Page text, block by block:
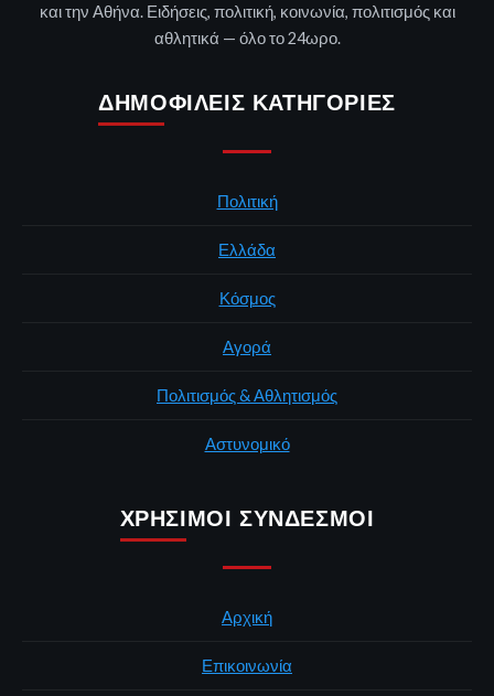
και την Αθήνα. Ειδήσεις, πολιτική, κοινωνία, πολιτισμός και
αθλητικά — όλο το 24ωρο.
ΔΗΜΟΦΙΛΕΊΣ ΚΑΤΗΓΟΡΊΕΣ
Πολιτική
Ελλάδα
Κόσμος
Αγορά
Πολιτισμός & Αθλητισμός
Αστυνομικό
ΧΡΉΣΙΜΟΙ ΣΎΝΔΕΣΜΟΙ
Αρχική
Επικοινωνία